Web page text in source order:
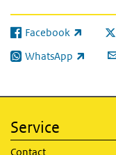
Facebook
(externe link)
WhatsApp
(externe link)
Service
Contact